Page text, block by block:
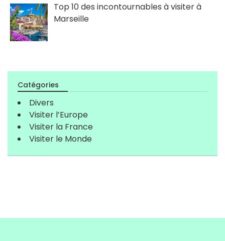
Top 10 des incontournables à visiter à
Marseille
Catégories
Divers
Visiter l’Europe
Visiter la France
Visiter le Monde